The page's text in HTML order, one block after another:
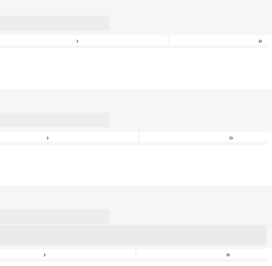
› »
› »
› »